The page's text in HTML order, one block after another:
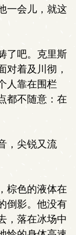
一会儿，就这
了吧。克里斯
对着及川彻，
人靠在围栏
都不随意：在
，尖锐又流
棕色的液体在
倒影。他没有
，落在冰场中